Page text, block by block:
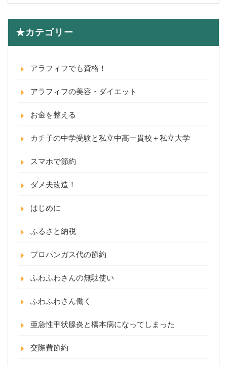
★カテゴリー
アラフィフでも資格！
アラフィフの美容・ダイエット
お金を整える
カチ子の中学受験と私立中高一貫校＋私立大学
スマホで節約
ダメ夫改造！
はじめに
ふるさと納税
プロパンガス代の節約
ふわふわさんの無駄使い
ふわふわさん働く
亜急性甲状腺炎と橋本病になってしまった
交際費節約